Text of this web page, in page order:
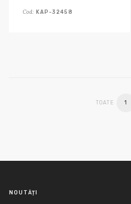
Cod: KAP-32458
TOATE 1
NOUTĂȚI